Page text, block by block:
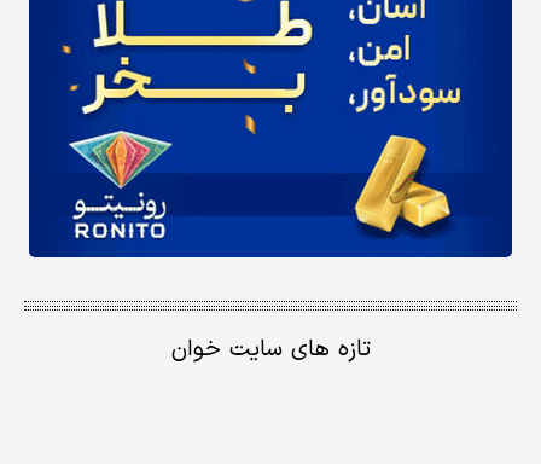
تازه های سایت خوان